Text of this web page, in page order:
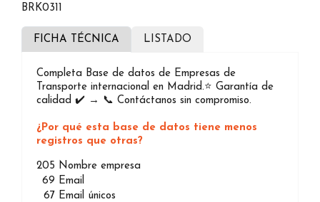
BRK0311
FICHA TÉCNICA LISTADO
Completa Base de datos de Empresas de
Transporte internacional en Madrid.⭐️ Garantía de
calidad ✔️ → 📞 Contáctanos sin compromiso.
¿Por qué esta base de datos tiene menos
registros que otras?
205 Nombre empresa
69 Email
67 Email únicos